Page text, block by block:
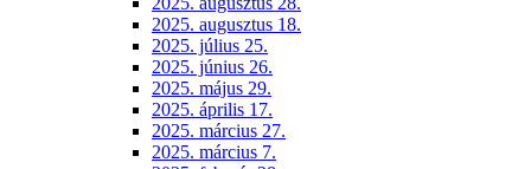
2025. augusztus 18.
2025. július 25.
2025. június 26.
2025. május 29.
2025. április 17.
2025. március 27.
2025. március 7.